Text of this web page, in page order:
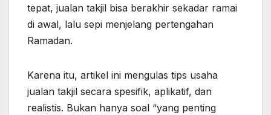
tepat, jualan takjil bisa berakhir sekadar ramai
di awal, lalu sepi menjelang pertengahan
Ramadan.
Karena itu, artikel ini mengulas tips usaha
jualan takjil secara spesifik, aplikatif, dan
realistis. Bukan hanya soal “yang penting